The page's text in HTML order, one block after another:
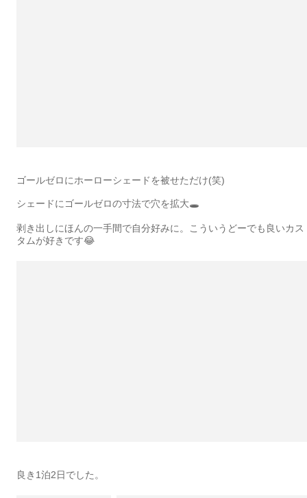
ゴールゼロにホーローシェードを被せただけ(笑)
シェードにゴールゼロの寸法で穴を拡大🕳
剥き出しにほんの一手間で自分好みに。こういうどーでも良いカス
タムが好きです😂
良き1泊2日でした。